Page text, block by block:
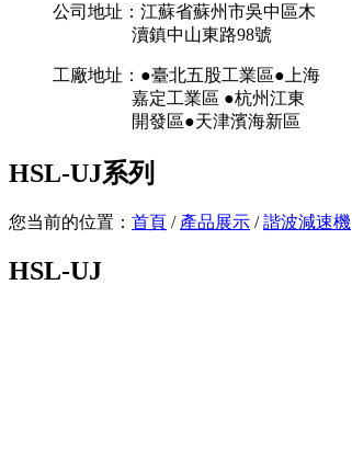
公司地址：江蘇省蘇州市吳中區木
瀆鎮中山東路98號
工廠地址：●臺北五股工業區●上海
嘉定工業區 ●杭州江東
開發區●天津濱海新區
HSL-UJ系列
您当前的位置： 首頁 / 產品展示 /諧波減速機
HSL-UJ